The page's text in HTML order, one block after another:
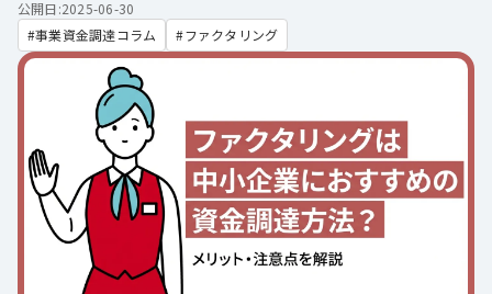
公開日:2025-06-30
事業資金調達コラム
ファクタリング